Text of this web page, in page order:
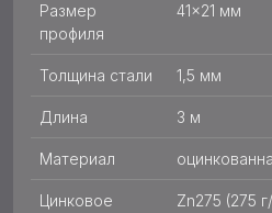
Размер
профиля
41×21 мм
Толщина стали 1,5 мм
Длина 3 м
Материал
Цинковое Zn275 (275